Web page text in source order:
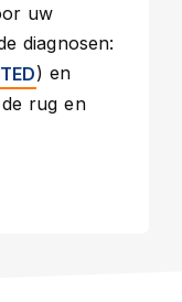
uw
diagnosen:
) en
rug en